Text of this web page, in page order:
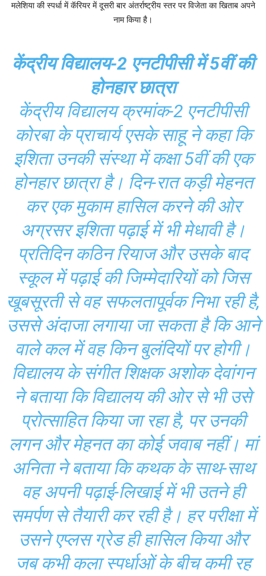
मलेशिया की स्पर्धा में कॅरियर में दूसरी बार अंतर्राष्ट्रीय स्तर पर विजेता का खिताब अपने
नाम किया है।
केंद्रीय विद्यालय-2 एनटीपीसी में 5वीं की
होनहार छात्रा
केंद्रीय विद्यालय क्रमांक-2 एनटीपीसी
कोरबा के प्राचार्य एसके साहू ने कहा कि
इशिता उनकी संस्था में कक्षा 5वीं की एक
होनहार छात्रा है। दिन-रात कड़ी मेहनत
कर एक मुकाम हासिल करने की ओर
अग्रसर इशिता पढ़ाई में भी मेधावी है।
प्रतिदिन कठिन रियाज और उसके बाद
स्कूल में पढ़ाई की जिम्मेदारियों को जिस
खूबसूरती से वह सफलतापूर्वक निभा रही है,
उससे अंदाजा लगाया जा सकता है कि आने
वाले कल में वह किन बुलंदियों पर होगी।
विद्यालय के संगीत शिक्षक अशोक देवांगन
ने बताया कि विद्यालय की ओर से भी उसे
प्रोत्साहित किया जा रहा है, पर उनकी
लगन और मेहनत का कोई जवाब नहीं। मां
अनिता ने बताया कि कथक के साथ-साथ
वह अपनी पढ़ाई-लिखाई में भी उतने ही
समर्पण से तैयारी कर रही है। हर परीक्षा में
उसने एप्लस ग्रेड ही हासिल किया और
जब कभी कला स्पर्धाओं के बीच कमी रह